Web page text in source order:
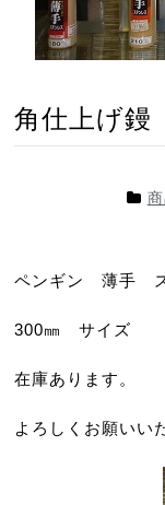
角仕上げ
ペンギン 薄手
300㎜ サイズ
在庫あります。
よろしくお願いい